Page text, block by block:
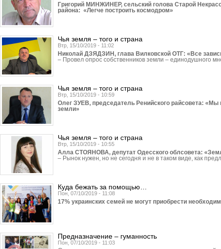
Григорий МИНЖИНЕР, сельский голова Старой
района: «Легче построить космодром»
Чья земля – того и страна
Втр, 15/10/2019 - 11:02
Николай ДЗЯДЗИН, глава Вилковской ОТГ: «Все
– Провел опрос собственников земли – единодушного
Чья земля – того и страна
Втр, 15/10/2019 - 10:59
Олег ЗУЕВ, председатель Ренийского райсовета: «Мы
земли»
Чья земля – того и страна
Втр, 15/10/2019 - 10:55
Алла СТОЯНОВА, депутат Одесского облсовета:
– Рынок нужен, но не сегодня и не в таком виде, как
Куда бежать за помощью…
Пон, 07/10/2019 - 11:08
17% украинских семей не могут приобрести
Предназначение – гуманность
Пон, 07/10/2019 - 11:03